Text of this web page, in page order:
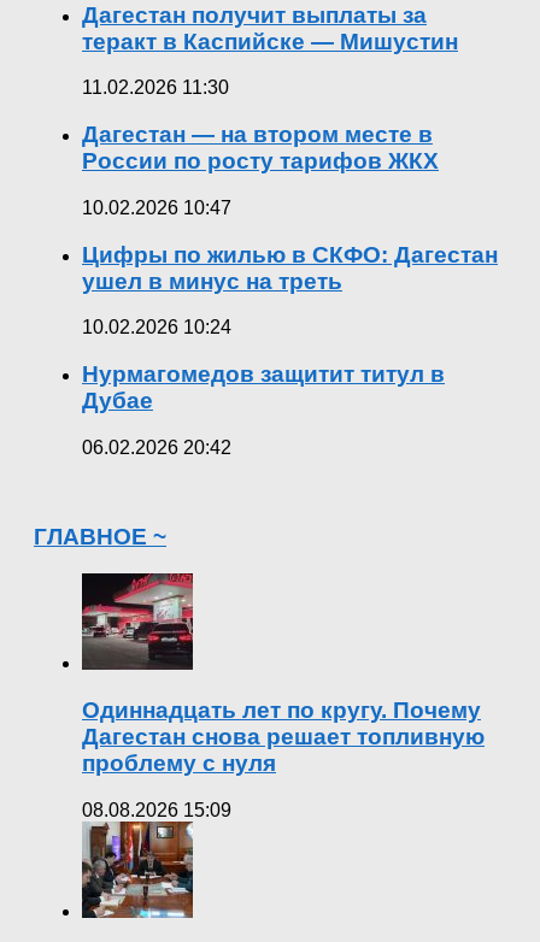
Дагестан получит выплаты за
теракт в Каспийске — Мишустин
11.02.2026 11:30
Дагестан — на втором месте в
России по росту тарифов ЖКХ
10.02.2026 10:47
Цифры по жилью в СКФО: Дагестан
ушел в минус на треть
10.02.2026 10:24
Нурмагомедов защитит титул в
Дубае
06.02.2026 20:42
ГЛАВНОЕ ~
Одиннадцать лет по кругу. Почему
Дагестан снова решает топливную
проблему с нуля
08.08.2026 15:09